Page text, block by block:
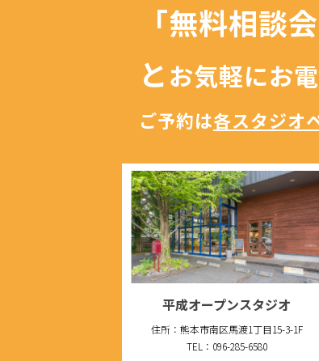
「無料相談
とお気軽にお
ご予約は各スタジオ
平成オープンスタジオ
住所：熊本市南区馬渡1丁目15-3-1F
TEL：096-285-6580